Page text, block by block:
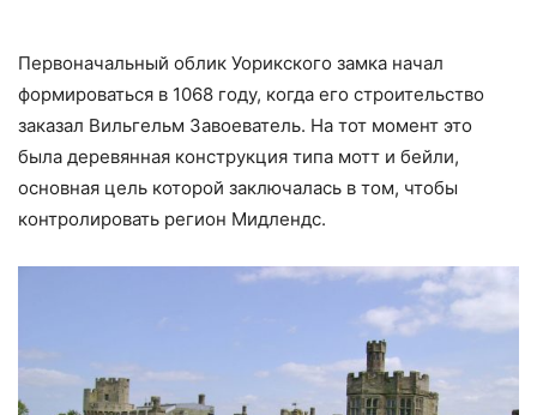
Первоначальный облик Уорикского замка начал
формироваться в 1068 году, когда его строительство
заказал Вильгельм Завоеватель. На тот момент это
была деревянная конструкция типа мотт и бейли,
основная цель которой заключалась в том, чтобы
контролировать регион Мидлендс.